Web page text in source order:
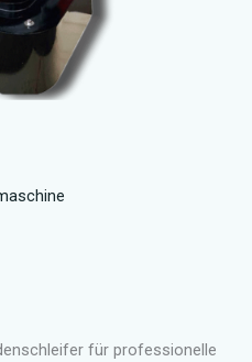
für professionelle